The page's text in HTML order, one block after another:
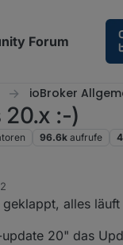
Forum
ioBroker
20.x :-)
96.6k aufrufe
alles
20" das